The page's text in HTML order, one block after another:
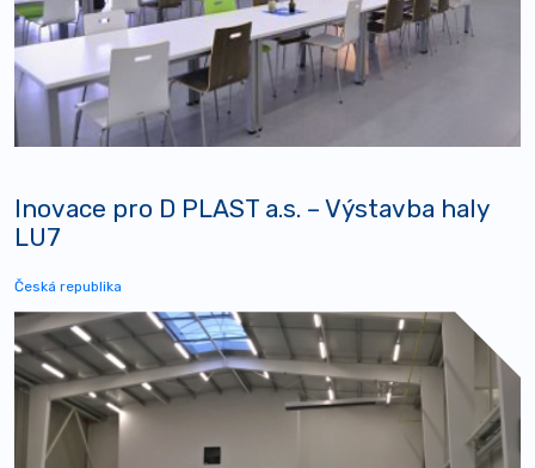
Inovace pro D PLAST a.s. – Výstavba haly
LU7
Česká republika